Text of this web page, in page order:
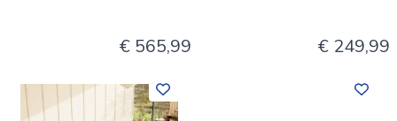
€ 565,99 € 249,99